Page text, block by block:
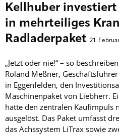
Kellhuber
in mehrteiliges
Radladerpaket 21.
„Jetzt oder nie!“ – so
Roland Meßner,
in Eggenfelden, den
Maschinenpaket von Liebherr.
hatte den zentralen Kaufimpuls
ausgelöst. Das Paket umfasst
das Achssystem LiTrax sowie